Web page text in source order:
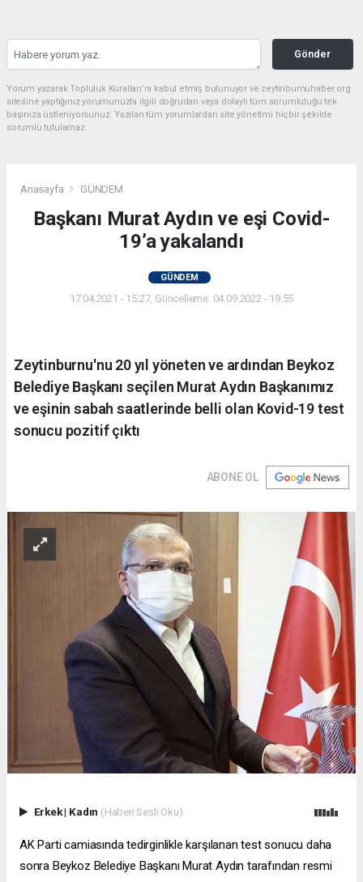
Gönder
Yorum yazarak Topluluk Kuralları’nı kabul etmiş bulunuyor ve zeytinburnuhaber.org
sitesine yaptığınız yorumunuzla ilgili doğrudan veya dolaylı tüm sorumluluğu tek
başınıza üstleniyorsunuz. Yazılan tüm yorumlardan site yönetimi hiçbir şekilde
sorumlu tutulamaz.
Anasayfa GÜNDEM
Başkanı Murat Aydın ve eşi Covid-
19’a yakalandı
GÜNDEM
17.04.2021 - 15:27, Güncelleme: 04.09.2022 - 19:55
Zeytinburnu'nu 20 yıl yöneten ve ardından Beykoz
Belediye Başkanı seçilen Murat Aydın Başkanımız
ve eşinin sabah saatlerinde belli olan Kovid-19 test
sonucu pozitif çıktı
ABONE OL
Erkek| Kadın (Haberi Sesli Oku)
AK Parti camiasında tedirginlikle karşılanan test sonucu daha
sonra Beykoz Belediye Başkanı Murat Aydın tarafından resmi